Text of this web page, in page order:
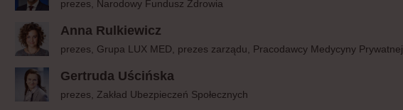
prezes, Narodowy Fundusz Zdrowia
Anna Rulkiewicz
prezes, Grupa LUX MED, prezes zarządu, Pracodawcy Medycyny Prywatnej
Gertruda Uścińska
prezes, Zakład Ubezpieczeń Społecznych